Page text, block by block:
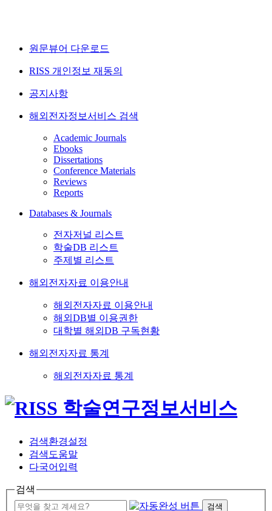
원문뷰어 다운로드
RISS 개인정보 재동의
공지사항
해외전자정보서비스 검색
Academic Journals
Ebooks
Dissertations
Conference Materials
Reviews
Reports
Databases & Journals
전자저널 리스트
학술DB 리스트
주제별 리스트
해외전자자료 이용안내
해외전자자료 이용안내
해외DB별 이용권한
대학별 해외DB 구독현황
해외전자자료 통계
해외전자자료 통계
검색환경설정
검색도움말
다국어입력
검색
검색